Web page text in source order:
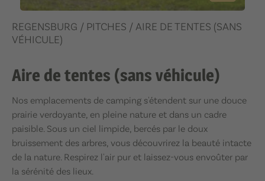
REGENSBURG / PITCHES / AIRE DE TENTES (SANS
VÉHICULE)
Aire de tentes (sans véhicule)
Nos emplacements de camping s'étendent sur une douce
prairie verdoyante, en pleine nature et dans un cadre
paisible. Sous un ciel limpide, bercés par le doux
bruissement des arbres, vous découvrirez la beauté intacte
de la nature. Respirez l'air pur et laissez-vous envoûter par
la sérénité des lieux.